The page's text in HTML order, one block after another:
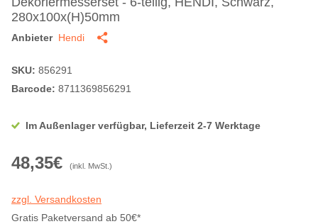
280x100x(H)50mm
Anbieter Hendi
SKU: 856291
Barcode: 8711369856291
Im Außenlager verfügbar, Lieferzeit 2-7 Werktage
48,35€ (inkl. MwSt.)
zzgl. Versandkosten
Gratis Paketversand ab 50€*